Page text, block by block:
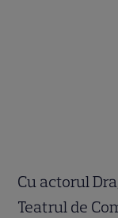
Cu actorul
Teatrul de